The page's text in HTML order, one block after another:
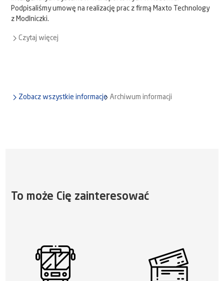
Podpisaliśmy umowę na realizację prac z firmą Maxto Technology
z Modlniczki.
Czytaj więcej
Zobacz wszystkie informacje Archiwum informacji
To może Cię zainteresować